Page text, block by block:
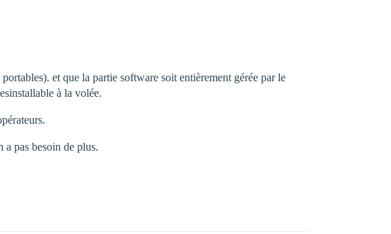
et que la partie software soit entièrement gérée par le
à la volée.
a pas besoin de plus.